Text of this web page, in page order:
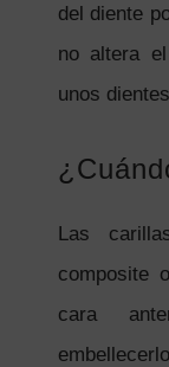
del diente
no altera
unos
Las
composite
cara